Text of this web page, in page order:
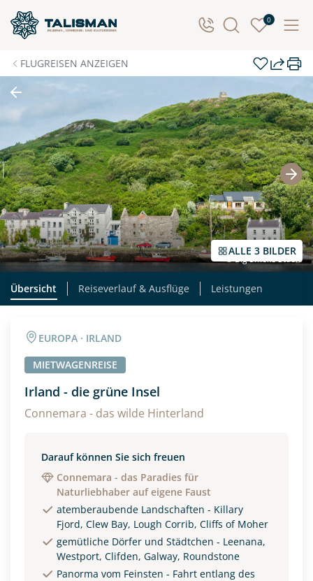
0
FLUGREISEN ANZEIGEN
ALLE 3 BILDER
© Big Smoke Studio
Übersicht Reiseverlauf & Ausflüge Leistungen
EUROPA · IRLAND
MIETWAGENREISE
Irland - die grüne Insel
Connemara - das wilde Hinterland
Darauf können Sie sich freuen
Connemara - das Paradies für
Naturliebhaber auf eigene Faust
atemberaubende Landschaften - Killary
Fjord, Clew Bay, Lough Corrib, Cliffs of Moher
gemütliche Dörfer und Städtchen - Leenana,
Westport, Clifden, Galway, Roundstone
Panorma vom Feinsten - Fahrt entlang des
Individuelle Anfrage
Herzlichen Dank für Ihre Kontaktaufnahme! Ihr Urlaub
- so individuell wie Sie. Teilen Sie uns Ihre
Wunschtermine für die Reise mit. Wir prüfen die
Verfügbarkeit und kontaktieren Sie, um alles Weitere
zu besprechen. Gemeinsam gestalten wir Ihre
Traumreise.
Persönliche Daten
Vorname Nachname
E-Mail* Telefon
Alter
Unterkunft
EZ Familienzimmer
Reisebeginn
Option 2